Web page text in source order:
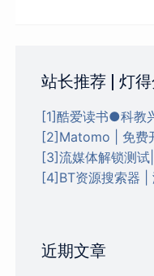
站长推荐 | 灯
[1]酷爱读书●科教
[2]Matomo | 免费
[3]流媒体解锁测
[4]BT资源搜索器 |
近期文章